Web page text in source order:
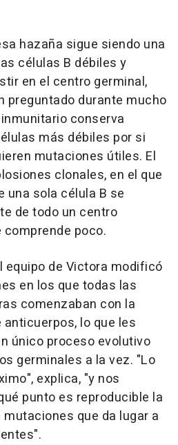
hazaña sigue siendo una
células B débiles y
en el centro germinal,
preguntado durante mucho
conserva
más débiles por si
mutaciones útiles. El
clonales, en el que
una sola célula B se
de todo un centro
poco.
equipo de Victora modificó
en los que todas las
comenzaban con la
lo que les
único proceso evolutivo
germinales a la vez. "Lo
explica, "y nos
punto es reproducible la
que da lugar a